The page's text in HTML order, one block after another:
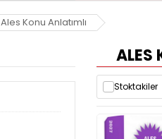
Ales Konu Anlatımlı
ALES
Stoktakiler